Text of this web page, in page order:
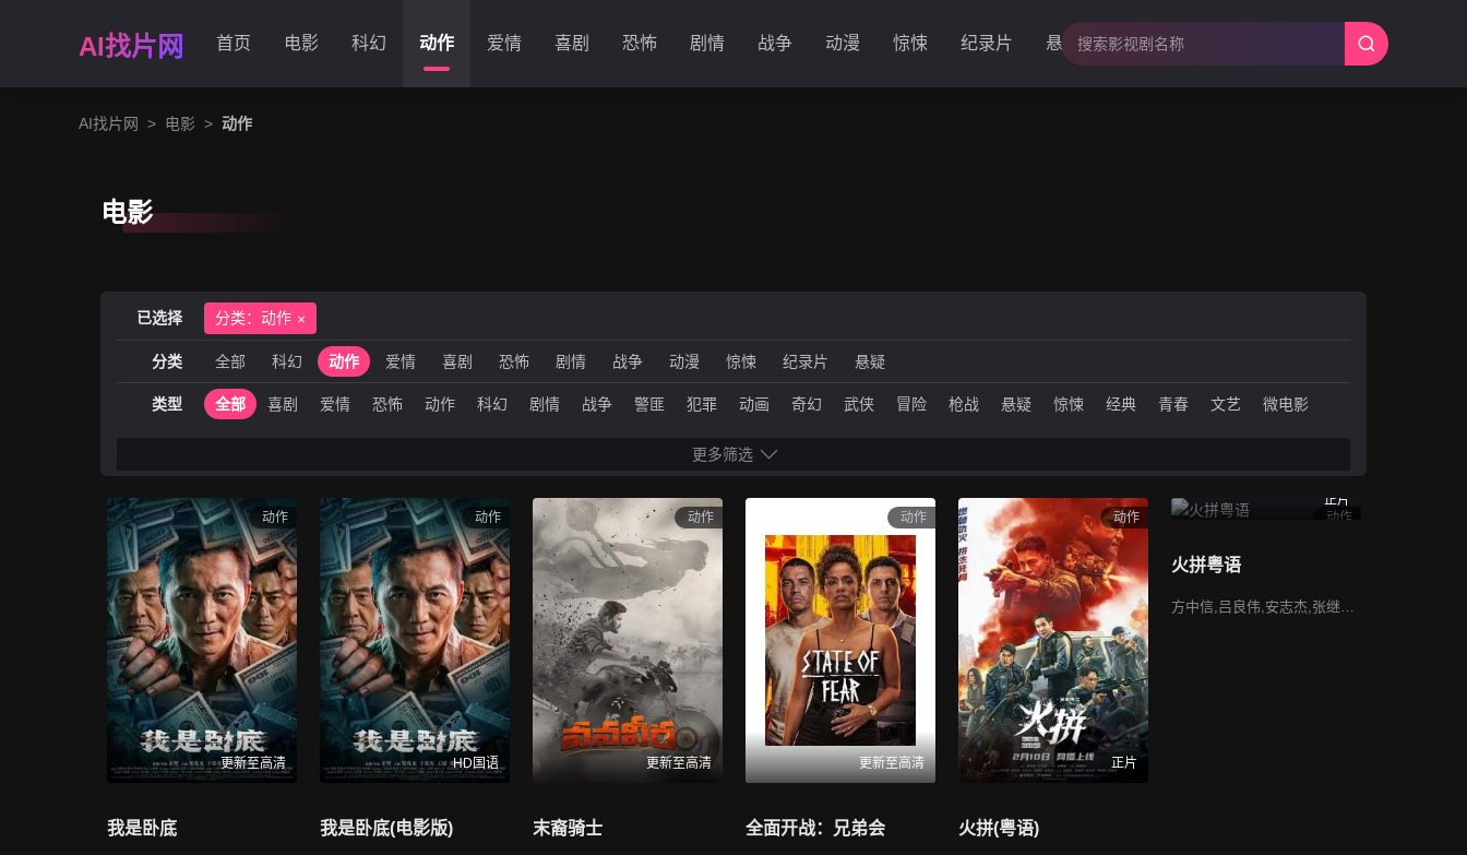
AI找片网 首页 电影 科幻 动作 爱情 喜剧 恐怖 剧情 战争 动漫 惊悚 纪录片 悬疑
AI找片网 > 电影 > 动作
电影
已选择 分类：动作
分类 全部 科幻 动作 爱情 喜剧 恐怖 剧情 战争 动漫 惊悚 纪录片 悬疑
类型 全部 喜剧 爱情 恐怖 动作 科幻 剧情 战争 警匪 犯罪 动画 奇幻 武侠 冒险 枪战 悬疑 惊悚 经典 青春 文艺
微电影
地区 全部 大陆 香港 台湾 美国 法国 英国 日本 韩国 德国 泰国 印度 意大利 西班牙 加拿大 其他
年份 全部 2026 2025 2024 2023 2022 2021 2020 2019
主演 全部 成龙 吴京 沈腾 黄渤 张艺兴 肖战 赵丽颖 雷佳音 杨紫 吴磊 徐峥 孙艺洲 高叶 王骁 张子枫 邓超
王宝强
刘德华
王一博
更多筛选
动作
更新至高清
我是卧底
动作
HD国语
我是卧底(电影版)
动作
更新至高清
末裔骑士
动作
更新至高清
全面开战：兄弟会
动作
正片
火拼(粤语)
动作
正片
火拼粤语
方中信,吕良伟,安志杰,张继聪,陈家乐,钱嘉乐,陈国邦,张文杰,马思惠,沈震轩